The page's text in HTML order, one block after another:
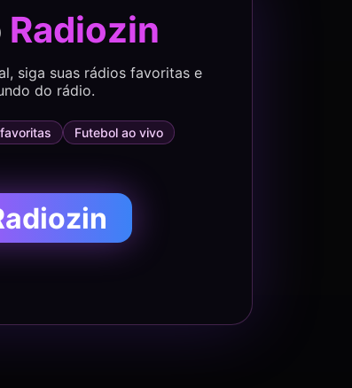
Radiozin
siga suas rádios favoritas e
do rádio.
Futebol ao vivo